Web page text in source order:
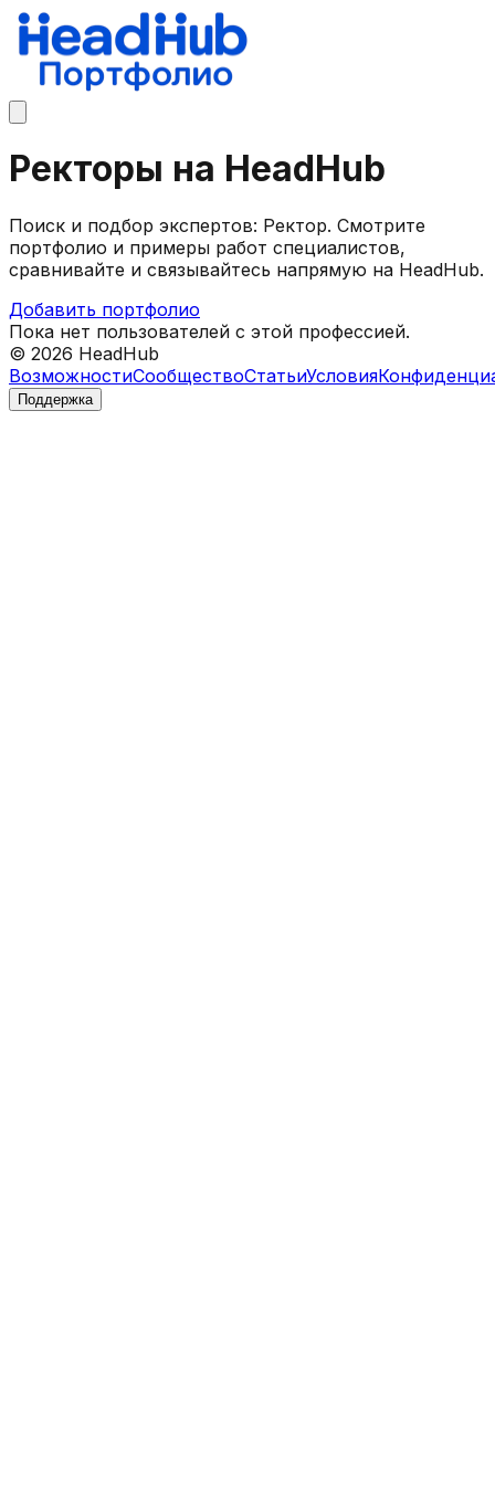
Ректоры на HeadHub
Поиск и подбор экспертов: Ректор. Смотрите
портфолио и примеры работ специалистов,
сравнивайте и связывайтесь напрямую на HeadHub.
Добавить портфолио
Пока нет пользователей с этой профессией.
© 2026 HeadHub
ВозможностиСообществоСтатьиУсловия
Поддержка